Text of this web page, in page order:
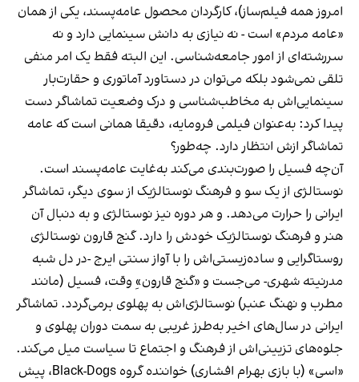
امروز همه فیلم‌ساز)، کارگردان محصول عامه‌پسند، یکی از همان
«عامه مردم» است - نه نیازی به دانش سینمایی دارد و نه
سررشته‌ای از امور جامعه‌شناسی. این البته فقط یک امر منفی
تلقی نمی‌شود بلکه می‌توان در دستاورد آماتوری‌ و حقارت‌بار
سینمایی‌اش به مخاطب‌شناسی و درک وضعیت تماشاگر دست
پیدا کرد: به‌عنوان فیلمی فرومایه، دقیقا همانی است که عامه
تماشاگر ازش انتظار دارد. چه‌طور؟
آن‌چه فسیل را صورت‌بندی می‌کند به‌غایت عامه‌پسند است.
نوستالژی از یک سو و فرهنگ نوستالژیک از سوی دیگر، تماشاگر
ایرانی را حرارت می‌دهد. و هر دوره نیز نوستالژی و به دنبال آن
هنر و فرهنگ نوستالژیک خودش را دارد. گنج قارون نوستالژی
روستاگرایی و ساده‌زیستی‌اش را با آواز سنتی ایرج -در دل شبه
مدرنیته‌ شهری- می‌جست و «گنج قارون»ِ وقت، فسیل (مانند
مطرب و نهنگ عنبر) نوستالژی‌اش به پهلوی برمی‌گردد. تماشاگر
ایرانی در سال‌های اخیر به‌طرز غریبی به سمت دوران پهلوی و
جلوه‌های تزیینی‌اش از فرهنگ و اجتماع تا سیاست میل می‌کند.
«اسی» (با بازی بهرام افشاری) خواننده‌ گروه Black-Dogs، پیش